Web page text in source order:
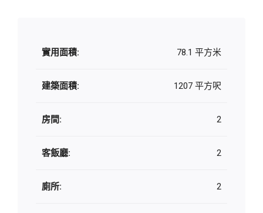
實用面積: 78.1 平方米
建築面積: 1207 平方呎
房間: 2
客飯廳: 2
廁所: 2